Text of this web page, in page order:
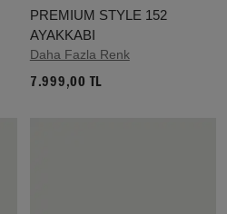
PREMIUM STYLE 152
AYAKKABI
Daha Fazla Renk
7.999,00 TL